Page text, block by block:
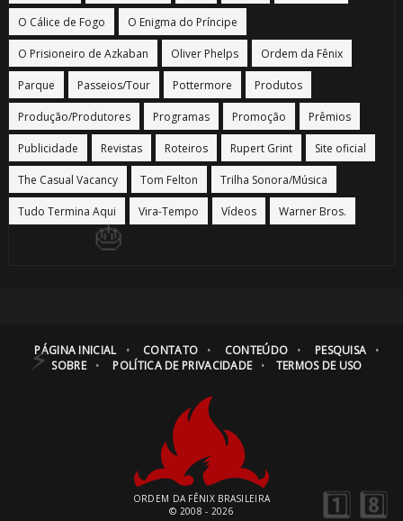
O Cálice de Fogo O Enigma do Príncipe
O Prisioneiro de Azkaban Oliver Phelps Ordem da Fênix
Parque Passeios/Tour Pottermore Produtos
Produção/Produtores Programas Promoção Prêmios
Publicidade Revistas Roteiros Rupert Grint Site oficial
The Casual Vacancy Tom Felton Trilha Sonora/Música
Tudo Termina Aqui Vira-Tempo Vídeos Warner Bros.
PÁGINA INICIAL CONTATO CONTEÚDO
PESQUISA
SOBRE
POLÍTICA DE PRIVACIDADE TERMOS DE USO
ORDEM DA FÊNIX BRASILEIRA
© 2008 - 2026
⚡